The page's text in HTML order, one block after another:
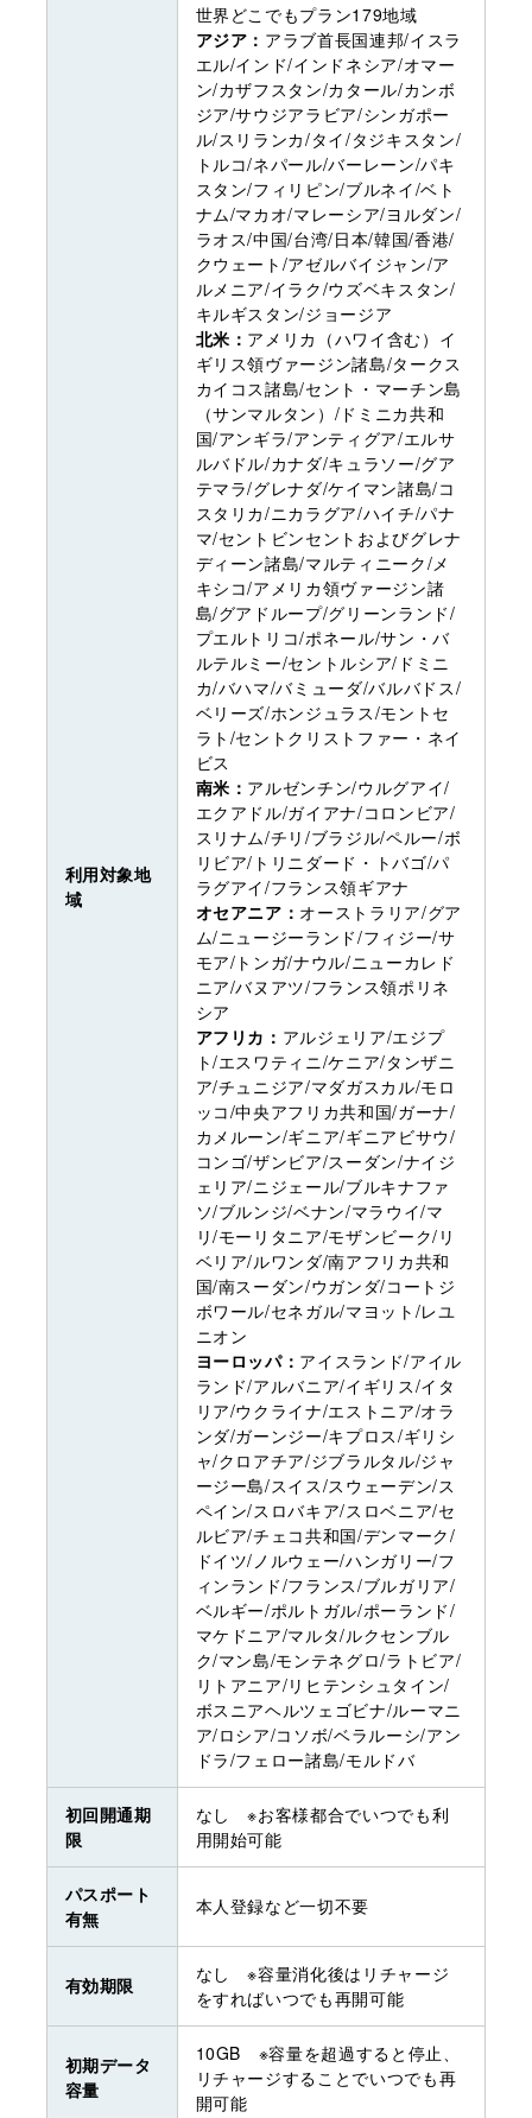
利用対象地
域
世界どこでもプラン179地域
アジア： アラブ首長国連邦/イスラ
エル/インド/インドネシア/オマー
ン/カザフスタン/カタール/カンボ
ジア/サウジアラビア/シンガポー
ル/スリランカ/タイ/タジキスタン/
トルコ/ネパール/バーレーン/パキ
スタン/フィリピン/ブルネイ/ベト
ナム/マカオ/マレーシア/ヨルダン/
ラオス/中国/台湾/日本/韓国/香港/
クウェート/アゼルバイジャン/ア
ルメニア/イラク/ウズベキスタン/
キルギスタン/ジョージア
北米： アメリカ（ハワイ含む）イ
ギリス領ヴァージン諸島/タークス
カイコス諸島/セント・マーチン島
（サンマルタン）/ドミニカ共和
国/アンギラ/アンティグア/エルサ
ルバドル/カナダ/キュラソー/グア
テマラ/グレナダ/ケイマン諸島/コ
スタリカ/ニカラグア/ハイチ/パナ
マ/セントビンセントおよびグレナ
ディーン諸島/マルティニーク/メ
キシコ/アメリカ領ヴァージン諸
島/グアドループ/グリーンランド/
プエルトリコ/ポネール/サン・バ
ルテルミー/セントルシア/ドミニ
カ/バハマ/バミューダ/バルバドス/
ベリーズ/ホンジュラス/モントセ
ラト/セントクリストファー・ネイ
ビス
南米： アルゼンチン/ウルグアイ/
エクアドル/ガイアナ/コロンビア/
スリナム/チリ/ブラジル/ペルー/ボ
リビア/トリニダード・トバゴ/パ
ラグアイ/フランス領ギアナ
オセアニア： オーストラリア/グア
ム/ニュージーランド/フィジー/サ
モア/トンガ/ナウル/ニューカレド
ニア/バヌアツ/フランス領ポリネ
シア
アフリカ： アルジェリア/エジプ
ト/エスワティニ/ケニア/タンザニ
ア/チュニジア/マダガスカル/モロ
ッコ/中央アフリカ共和国/ガーナ/
カメルーン/ギニア/ギニアビサウ/
コンゴ/ザンビア/スーダン/ナイジ
ェリア/ニジェール/ブルキナファ
ソ/ブルンジ/ベナン/マラウイ/マ
リ/モーリタニア/モザンビーク/リ
ベリア/ルワンダ/南アフリカ共和
国/南スーダン/ウガンダ/コートジ
ボワール/セネガル/マヨット/レユ
ニオン
ヨーロッパ： アイスランド/アイル
ランド/アルバニア/イギリス/イタ
リア/ウクライナ/エストニア/オラ
ンダ/ガーンジー/キプロス/ギリシ
ャ/クロアチア/ジブラルタル/ジャ
ージー島/スイス/スウェーデン/ス
ペイン/スロバキア/スロベニア/セ
ルビア/チェコ共和国/デンマーク/
ドイツ/ノルウェー/ハンガリー/フ
ィンランド/フランス/ブルガリア/
ベルギー/ポルトガル/ポーランド/
マケドニア/マルタ/ルクセンブル
ク/マン島/モンテネグロ/ラトビア/
リトアニア/リヒテンシュタイン/
ボスニアヘルツェゴビナ/ルーマニ
ア/ロシア/コソボ/ベラルーシ/アン
ドラ/フェロー諸島/モルドバ
初回開通期
限
なし ※お客様都合でいつでも利
用開始可能
パスポート
有無
本人登録など一切不要
有効期限
なし ※容量消化後はリチャージ
をすればいつでも再開可能
初期データ
容量
10GB ※容量を超過すると停止、
リチャージすることでいつでも再
開可能